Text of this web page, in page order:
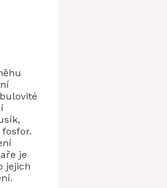
je
jejich